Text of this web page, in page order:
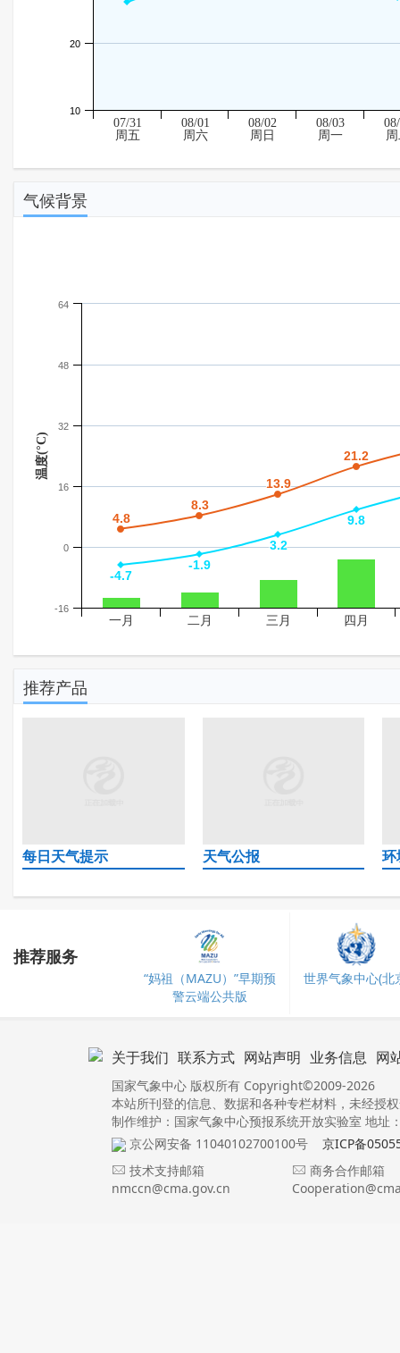
10
20
07/31
周五
08/01
周六
08/02
周日
08/03
周一
气候背景
温度(°C)
4.8
4.8
8.3
8.3
13.9
13.9
21.2
21.2
-4.7
-4.7
-1.9
-1.9
3.2
3.2
9.8
9.8
一月 二月 三月 四月
-16
0
16
32
48
64
推荐产品
每日天气提示 天气公报
推荐服务
“妈祖（MAZU）”早期预
警云端公共版
世界气象中心(北
关于我们 联系方式 网站声明 业务信息 网
国家气象中心 版权所有 Copyright©2009-2026
本站所刊登的信息、数据和各种专栏材料，未经授
制作维护：国家气象中心预报系统开放实验室 地址
京公网安备 11040102700100号
京ICP备
技术支持邮箱
nmccn@cma.gov.cn
商务合作邮箱